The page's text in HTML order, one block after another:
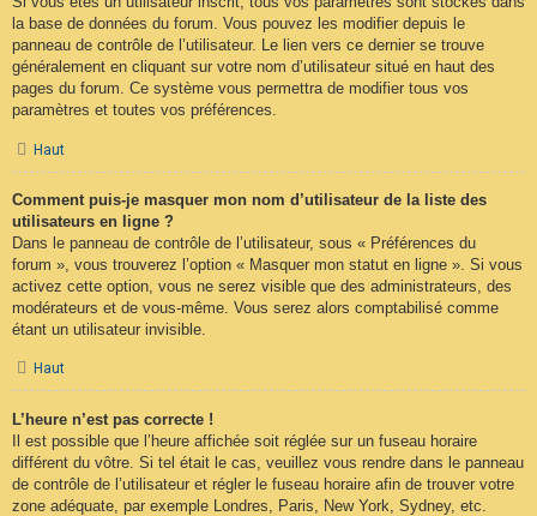
la base de données du forum. Vous pouvez les modifier depuis le
panneau de contrôle de l’utilisateur. Le lien vers ce dernier se trouve
généralement en cliquant sur votre nom d’utilisateur situé en haut des
pages du forum. Ce système vous permettra de modifier tous vos
paramètres et toutes vos préférences.
Haut
Comment puis-je masquer mon nom d’utilisateur de la liste des
utilisateurs en ligne ?
Dans le panneau de contrôle de l’utilisateur, sous « Préférences du
forum », vous trouverez l’option « Masquer mon statut en ligne ». Si vous
activez cette option, vous ne serez visible que des administrateurs, des
modérateurs et de vous-même. Vous serez alors comptabilisé comme
étant un utilisateur invisible.
Haut
L’heure n’est pas correcte !
Il est possible que l’heure affichée soit réglée sur un fuseau horaire
différent du vôtre. Si tel était le cas, veuillez vous rendre dans le panneau
de contrôle de l’utilisateur et régler le fuseau horaire afin de trouver votre
zone adéquate, par exemple Londres, Paris, New York, Sydney, etc.